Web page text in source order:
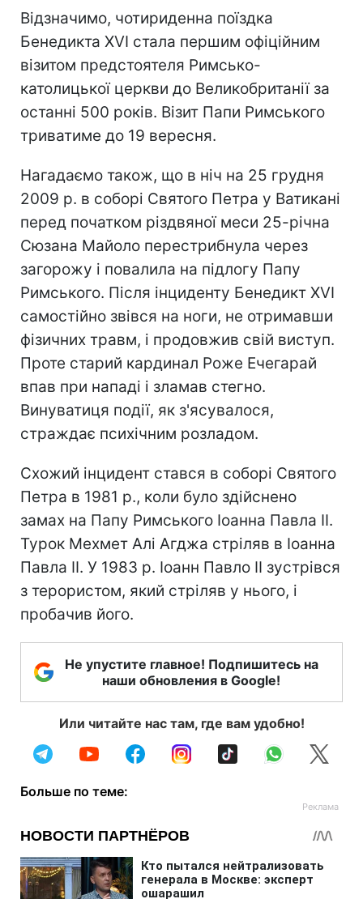
Відзначимо, чотириденна поїздка
Бенедикта XVI стала першим офіційним
візитом предстоятеля Римсько-
католицької церкви до Великобританії за
останні 500 років. Візит Папи Римського
триватиме до 19 вересня.
Нагадаємо також, що в ніч на 25 грудня
2009 р. в соборі Святого Петра у Ватикані
перед початком різдвяної меси 25-річна
Сюзана Майоло перестрибнула через
загорожу і повалила на підлогу Папу
Римського. Після інциденту Бенедикт XVI
самостійно звівся на ноги, не отримавши
фізичних травм, і продовжив свій виступ.
Проте старий кардинал Роже Ечегарай
впав при нападі і зламав стегно.
Винуватиця події, як з'ясувалося,
страждає психічним розладом.
Схожий інцидент стався в соборі Святого
Петра в 1981 р., коли було здійснено
замах на Папу Римського Іоанна Павла II.
Турок Мехмет Алі Агджа стріляв в Іоанна
Павла II. У 1983 р. Іоанн Павло II зустрівся
з терористом, який стріляв у нього, і
пробачив його.
Не упустите главное! Подпишитесь на
наши обновления в Google!
Или читайте нас там, где вам удобно!
Больше по теме: